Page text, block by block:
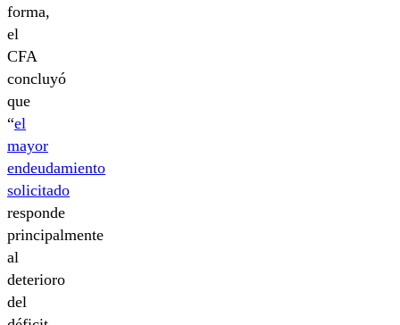
forma,
el
CFA
concluyó
que
“el
mayor
endeudamiento
solicitado
responde
principalmente
al
deterioro
del